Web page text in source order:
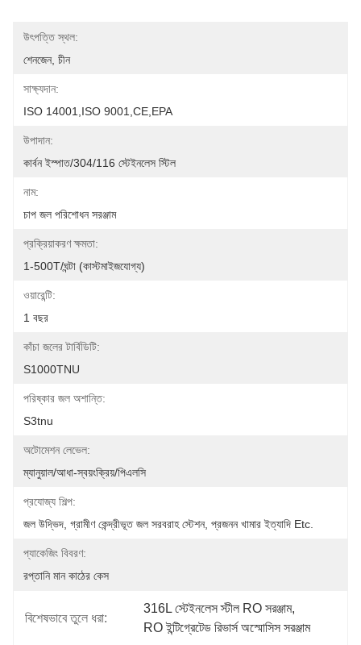
উৎপত্তি স্থল:
শেনজেন, চীন
সাক্ষ্যদান:
ISO 14001,ISO 9001,CE,EPA
উপাদান:
কার্বন ইস্পাত/304/116 স্টেইনলেস স্টিল
নাম:
চাপ জল পরিশোধন সরঞ্জাম
প্রক্রিয়াকরণ ক্ষমতা:
1-500T/ঘন্টা (কাস্টমাইজযোগ্য)
ওয়ারেন্টি:
1 বছর
কাঁচা জলের টার্বিডিটি:
S1000TNU
পরিষ্কার জল অশান্তি:
S3tnu
অটোমেশন লেভেল:
ম্যানুয়াল/আধা-স্বয়ংক্রিয়/পিএলসি
প্রযোজ্য শিল্প:
জল উদ্ভিদ, গ্রামীণ কেন্দ্রীভূত জল সরবরাহ স্টেশন, প্রজনন খামার ইত্যাদি Etc.
প্যাকেজিং বিবরণ:
রপ্তানি মান কাঠের কেস
বিশেষভাবে তুলে ধরা:
316L স্টেইনলেস স্টীল RO সরঞ্জাম,
RO ইন্টিগ্রেটেড রিভার্স অস্মোসিস সরঞ্জাম